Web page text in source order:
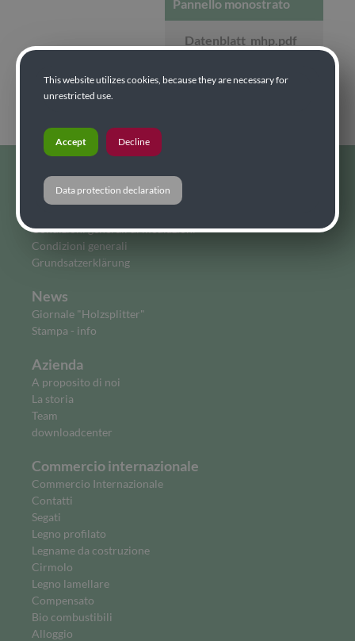
Pannello monostrato
Datenblatt_mhp.pdf
home
Condizioni generali di mediazioni
Condizioni generali
Grundsatzerklärung
News
Giornale "Holzsplitter"
Stampa - info
Azienda
A proposito di noi
La storia
Team
downloadcenter
Commercio internazionale
Commercio Internazionale
Contatti
Segati
Legno profilato
Legname da costruzione
Cirmolo
Legno lamellare
Compensato
Bio combustibili
Alloggio
This website utilizes cookies, because they are necessary for
unrestricted use.
Accept Decline
Data protection declaration